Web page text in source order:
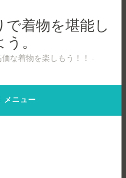
で着物を堪能し
う。
な着物を楽しもう！！
メニュー